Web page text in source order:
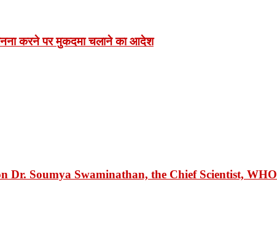
करने पर मुकदमा चलाने का आदेश
Dr. Soumya Swaminathan, the Chief Scientist, WHO